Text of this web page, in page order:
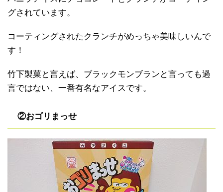
グされています。
コーティングされたクランチがめっちゃ美味しいんで
す！
竹下製菓と言えば、ブラックモンブランと言っても過
言ではない、一番有名なアイスです。
②おゴリまっせ